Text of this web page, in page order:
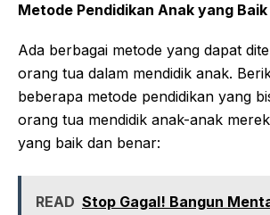
Metode Pendidikan Anak yang
Ada berbagai metode yang dapat
orang tua dalam mendidik anak.
beberapa metode pendidikan yang
orang tua mendidik anak-anak
yang baik dan benar:
READ Stop Gagal! Bangun